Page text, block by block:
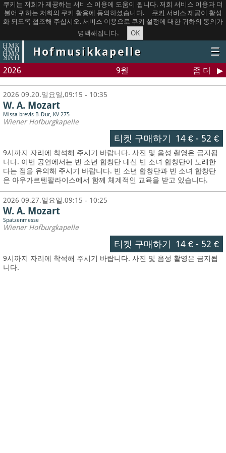
쿠키는 저희가 제공하는 서비스 이용에 도움이 됩니다. 저희 서비스 이용과 더
불어 귀하는 저희의 쿠키 활용에 동의하셨습니다.
쿠키 서비스 제공이 활성
화 되도록 협조해 주십시오. 서비스 이용으로 쿠키 설정에 대한 귀하의 동의가
명백해집니다.
OK
Hofmusikkapelle ☰
2026 9월 좀 더
2026 09.20.일요일,09:15 - 10:35
W. A. Mozart
Missa brevis B-Dur, KV 275
Wiener Hofburgkapelle
티켓 구매하기 14 €- 52 €
9시까지 자리에 착석해 주시기 바랍니다. 사진 및 음성 촬영은 금지됩
니다. 이번 공연에서는 빈 소년 합창단 대신 빈 소녀 합창단이 노래한
다는 점을 유의해 주시기 바랍니다. 빈 소년 합창단과 빈 소녀 합창단
은 아우가르텐팔라이스에서 함께 체계적인 교육을 받고 있습니다.
2026 09.27.일요일,09:15 - 10:25
W. A. Mozart
Spatzenmesse
Wiener Hofburgkapelle
티켓 구매하기 14 €- 52 €
9시까지 자리에 착석해 주시기 바랍니다. 사진 및 음성 촬영은 금지됩
니다.